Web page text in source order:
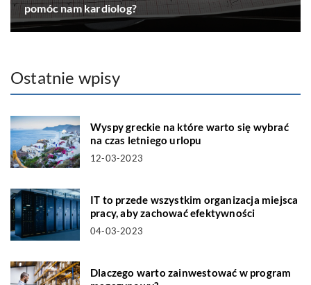
pomóc nam kardiolog?
Ostatnie wpisy
Wyspy greckie na które warto się wybrać
na czas letniego urlopu
12-03-2023
IT to przede wszystkim organizacja miejsca
pracy, aby zachować efektywności
04-03-2023
Dlaczego warto zainwestować w program